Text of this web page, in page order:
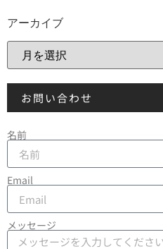
アーカイブ
お問い合わせ
名前
Email
メッセージ